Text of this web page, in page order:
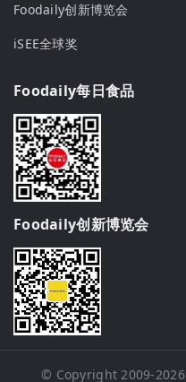
Foodaily创新博览会
iSEE全球奖
Foodaily每日食品
Foodaily创新博览会
© Copyright 2009-2026